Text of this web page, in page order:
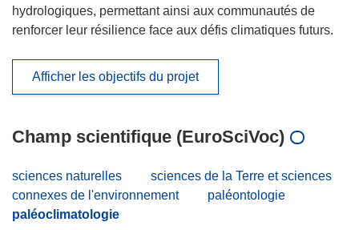
hydrologiques, permettant ainsi aux communautés de
renforcer leur résilience face aux défis climatiques futurs.
Afficher les objectifs du projet
Champ scientifique (EuroSciVoc)
sciences naturelles
sciences de la Terre et sciences
connexes de l'environnement
paléontologie
paléoclimatologie